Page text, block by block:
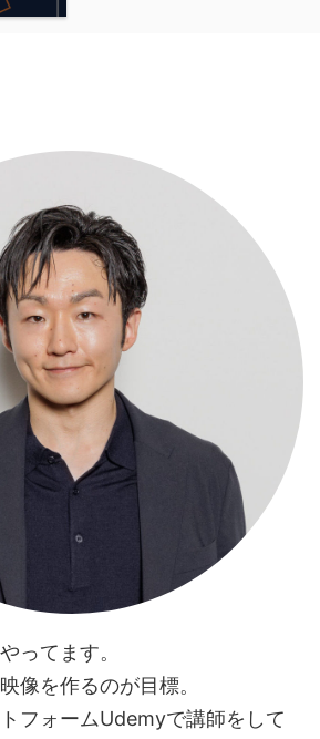
ってます。
像を作るのが目標。
フォームUdemyで講師をして